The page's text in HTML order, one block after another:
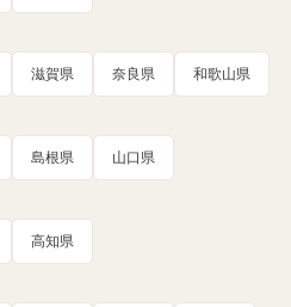
滋賀県 奈良県 和歌山県
島根県 山口県
高知県